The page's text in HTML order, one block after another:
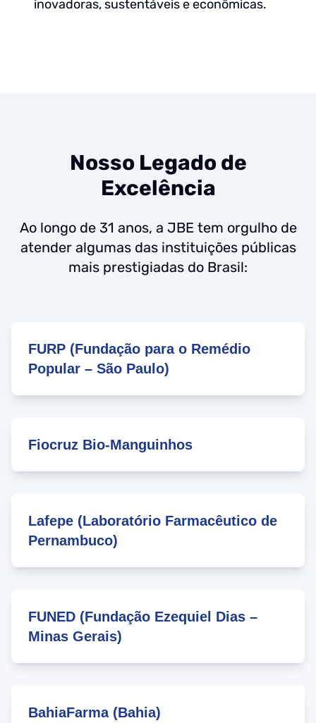
inovadoras, sustentáveis e econômicas.
Nosso Legado de
Excelência
Ao longo de 31 anos, a JBE tem orgulho de
atender algumas das instituições públicas
mais prestigiadas do Brasil:
FURP (Fundação para o Remédio
Popular – São Paulo)
Fiocruz Bio-Manguinhos
Lafepe (Laboratório Farmacêutico de
Pernambuco)
FUNED (Fundação Ezequiel Dias –
Minas Gerais)
BahiaFarma (Bahia)